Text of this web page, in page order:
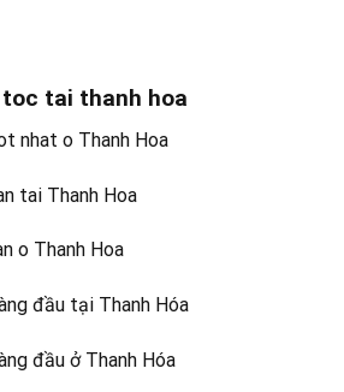
tai thanh hoa
nhat o Thanh Hoa
tai Thanh Hoa
o Thanh Hoa
đầu tại Thanh Hóa
đầu ở Thanh Hóa